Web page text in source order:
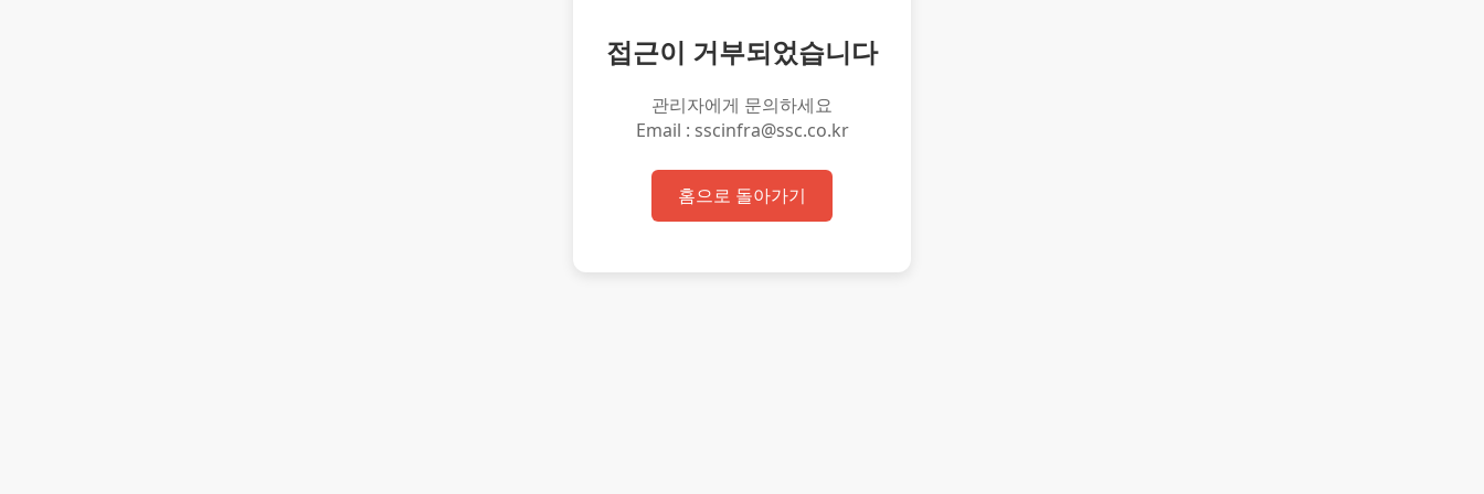
접근이 거부되었습니다
관리자에게 문의하세요
Email : sscinfra@ssc.co.kr
홈으로 돌아가기